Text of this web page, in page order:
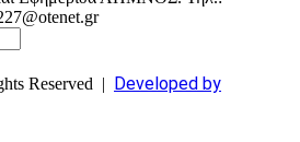
Reserved | Developed by